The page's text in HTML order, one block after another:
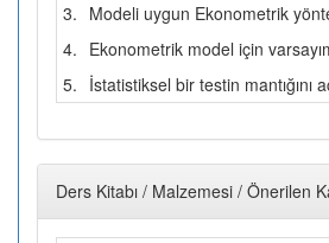
3. Modeli uygun Ekonometrik
4. Ekonometrik model için
5. İstatistiksel bir testin mantığını
Ders Kitabı / Malzemesi / Önerilen